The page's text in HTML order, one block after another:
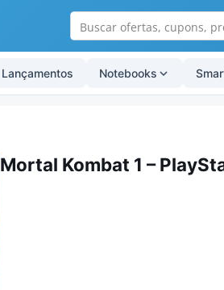
Lançamentos Notebooks
Mortal Kombat 1 –